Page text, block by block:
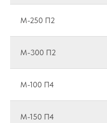
M-250 П2
M-300 П2
M-100 П4
M-150 П4